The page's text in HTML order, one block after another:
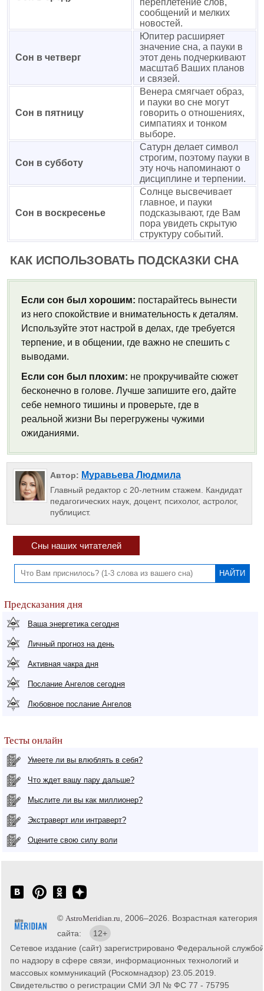
переплетение слов,
сообщений и мелких
новостей.
Сон в четверг
Юпитер расширяет
значение сна, а пауки в
этот день подчеркивают
масштаб Ваших планов
и связей.
Сон в пятницу
Венера смягчает образ,
и пауки во сне могут
говорить о отношениях,
симпатиях и тонком
выборе.
Сон в субботу
Сатурн делает символ
строгим, поэтому пауки в
эту ночь напоминают о
дисциплине и терпении.
Сон в воскресенье
Солнце высвечивает
главное, и пауки
подсказывают, где Вам
пора увидеть скрытую
структуру событий.
КАК ИСПОЛЬЗОВАТЬ ПОДСКАЗКИ СНА
Если сон был хорошим: постарайтесь вынести
из него спокойствие и внимательность к деталям.
Используйте этот настрой в делах, где требуется
терпение, и в общении, где важно не спешить с
выводами.
Если сон был плохим: не прокручивайте сюжет
бесконечно в голове. Лучше запишите его, дайте
себе немного тишины и проверьте, где в
реальной жизни Вы перегружены чужими
ожиданиями.
Автор: Муравьева Людмила
Главный редактор с 20-летним стажем. Кандидат
педагогических наук, доцент, психолог, астролог,
публицист.
Сны наших читателей
Предсказания дня
Ваша энергетика сегодня
Личный прогноз на день
Активная чакра дня
Послание Ангелов сегодня
Любовное послание Ангелов
Тесты онлайн
Умеете ли вы влюблять в себя?
Что ждет вашу пару дальше?
Мыслите ли вы как миллионер?
Экстраверт или интраверт?
Оцените свою силу воли
© AstroMeridian.ru , 2006–2026. Возрастная категория
сайта:
12+
Сетевое издание (сайт) зарегистрировано Федеральной службой
по надзору в сфере связи, информационных технологий и
массовых коммуникаций (Роскомнадзор) 23.05.2019.
Свидетельство о регистрации СМИ ЭЛ № ФС 77 - 75795